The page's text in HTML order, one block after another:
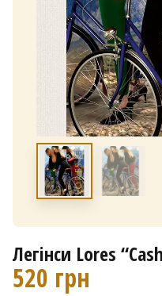
Легінси Lores
520 грн